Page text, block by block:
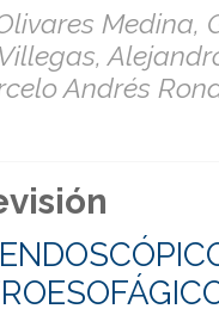
Medina,
Andrés